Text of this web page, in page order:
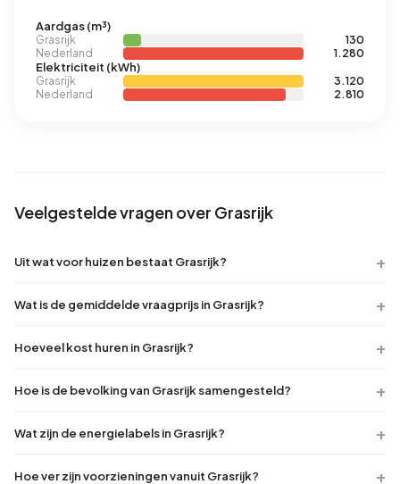
Aardgas (m³)
Grasrijk
130
Nederland
1.280
Elektriciteit (kWh)
Grasrijk
3.120
Nederland
2.810
Veelgestelde vragen over Grasrijk
Uit wat voor huizen bestaat Grasrijk?
Wat is de gemiddelde vraagprijs in Grasrijk?
Hoeveel kost huren in Grasrijk?
Hoe is de bevolking van Grasrijk samengesteld?
Wat zijn de energielabels in Grasrijk?
Hoe ver zijn voorzieningen vanuit Grasrijk?